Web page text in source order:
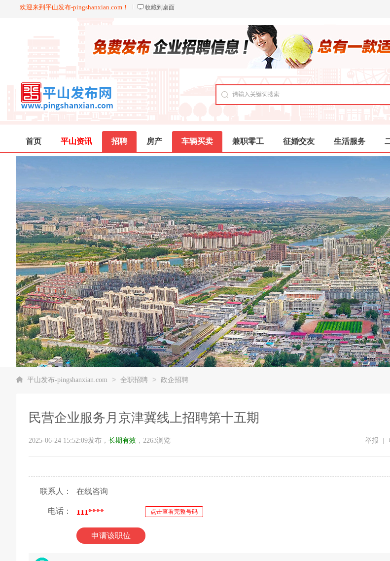
欢迎来到平山发布-pingshanxian.com！ 收藏到桌面
首页 平山资讯 招聘 房产 车辆买卖 兼职零工 征婚交友 生活服务
平山发布-pingshanxian.com > 全职招聘 > 政企招聘
民营企业服务月京津冀线上招聘第十五期
2025-06-24 15:52:09发布， 长期有效 ，2263浏览 举报
联系人： 在线咨询
电话： 点击查看完整号码
申请该职位